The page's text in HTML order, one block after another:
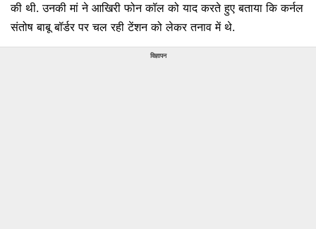
की थी. उनकी मां ने आखिरी फोन कॉल को याद करते हुए बताया कि कर्नल
संतोष बाबू बॉर्डर पर चल रही टेंशन को लेकर तनाव में थे.
विज्ञापन